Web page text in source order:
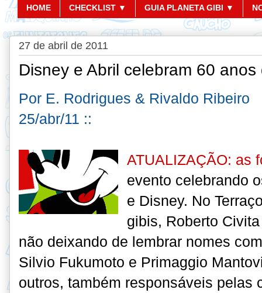
HOME CHECKLIST ▼ GUIA PLANETA GIBI ▼
27 de abril de 2011
Disney e Abril celebram 60
Por E. Rodrigues & Rivaldo
25/abr/11 ::
ATUALIZAÇÃO: as
evento celebrando
e Disney. No
gibis, Roberto
não deixando de lembrar nomes
Silvio Fukumoto e Primaggio
outros, também responsáveis pelas